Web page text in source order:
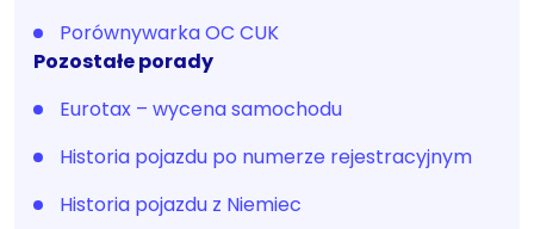
Porównywarka OC CUK
Pozostałe porady
Eurotax – wycena samochodu
Historia pojazdu po numerze rejestracyjnym
Historia pojazdu z Niemiec